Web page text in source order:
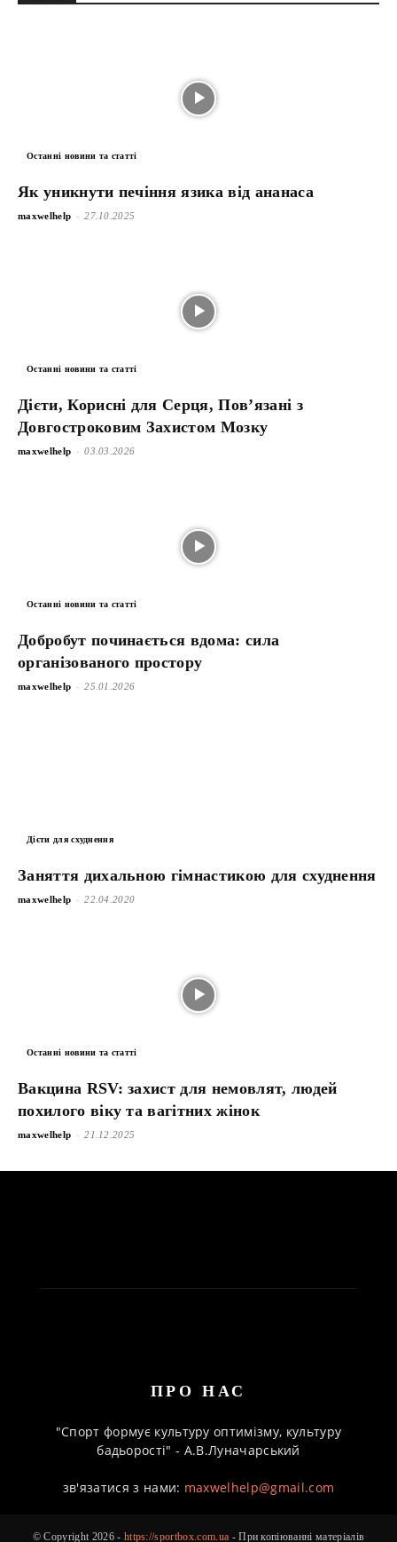
Останні новини та статті
Як уникнути печіння язика від ананаса
maxwelhelp - 27.10.2025
Останні новини та статті
Дієти, Корисні для Серця, Пов’язані з
Довгостроковим Захистом Мозку
maxwelhelp - 03.03.2026
Останні новини та статті
Добробут починається вдома: сила
організованого простору
maxwelhelp - 25.01.2026
Дієти для схуднення
Заняття дихальною гімнастикою для схуднення
maxwelhelp - 22.04.2020
Останні новини та статті
Вакцина RSV: захист для немовлят, людей
похилого віку та вагітних жінок
maxwelhelp - 21.12.2025
ПРО НАС
"Спорт формує культуру оптимізму, культуру
бадьорості" - А.В.Луначарський
зв'язатися з нами: maxwelhelp@gmail.com
© Copyright 2026 - https://sportbox.com.ua - При копіюванні матеріалів